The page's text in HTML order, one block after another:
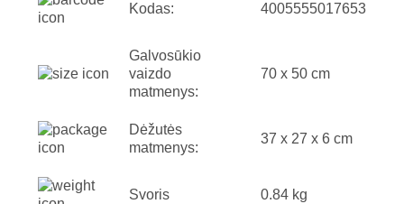
Kodas: 4005555017653
Galvosūkio
vaizdo
matmenys:
70 x 50 cm
Dėžutės
matmenys:
37 x 27 x 6 cm
Svoris 0.84 kg